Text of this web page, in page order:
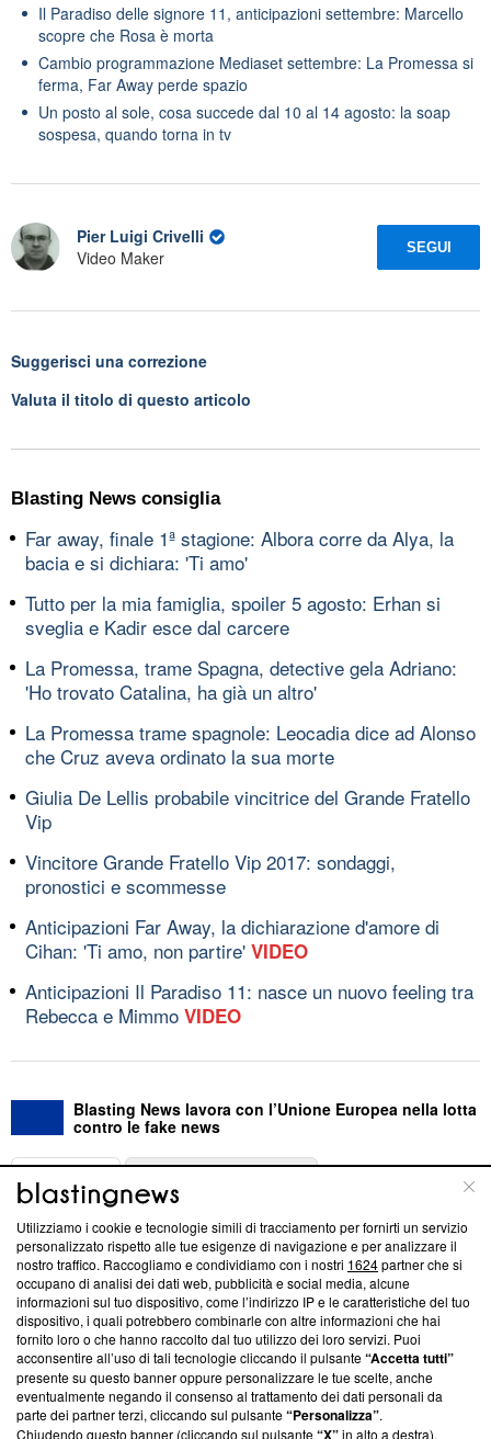
Il Paradiso delle signore 11, anticipazioni settembre: Marcello
scopre che Rosa è morta
Cambio programmazione Mediaset settembre: La Promessa si
ferma, Far Away perde spazio
Un posto al sole, cosa succede dal 10 al 14 agosto: la soap
sospesa, quando torna in tv
Pier Luigi Crivelli
Video Maker
SEGUI
Suggerisci una correzione
Valuta il titolo di questo articolo
Blasting News consiglia
Far away, finale 1ª stagione: Albora corre da Alya, la
bacia e si dichiara: 'Ti amo'
Tutto per la mia famiglia, spoiler 5 agosto: Erhan si
sveglia e Kadir esce dal carcere
La Promessa, trame Spagna, detective gela Adriano:
'Ho trovato Catalina, ha già un altro'
La Promessa trame spagnole: Leocadia dice ad Alonso
che Cruz aveva ordinato la sua morte
Giulia De Lellis probabile vincitrice del Grande Fratello
Vip
Vincitore Grande Fratello Vip 2017: sondaggi,
pronostici e scommesse
Anticipazioni Far Away, la dichiarazione d'amore di
Cihan: 'Ti amo, non partire' VIDEO
Anticipazioni Il Paradiso 11: nasce un nuovo feeling tra
Rebecca e Mimmo VIDEO
Blasting News lavora con l’Unione Europea nella lotta
contro le fake news
ABOUT
Questa sezione offre informazioni trasparenti su Blasting
News, sui nostri processi editoriali e su come ci impegniamo a
creare news di qualità. Inoltre, afferma la nostra aderenza a
‘Trust Project - News with Integrity’Blasting News non è
ancora membro del programma, ma ha richiesto di farne
parte; Trust Project non ha ancora effettuato una verifica di
conformità agli standard.
Su di noi
Utilizziamo i cookie e tecnologie simili di tracciamento per fornirti un servizio
personalizzato rispetto alle tue esigenze di navigazione e per analizzare il
nostro traffico. Raccogliamo e condividiamo con i nostri 1624partner che si
occupano di analisi dei dati web, pubblicità e social media, alcune
informazioni sul tuo dispositivo, come l’indirizzo IP e le caratteristiche del tuo
dispositivo, i quali potrebbero combinarle con altre informazioni che hai
fornito loro o che hanno raccolto dal tuo utilizzo dei loro servizi. Puoi
acconsentire all’uso di tali tecnologie cliccando il pulsante“Accetta tutti”
presente su questo banner oppure personalizzare le tue scelte, anche
eventualmente negando il consenso al trattamento dei dati personali da
parte dei partner terzi, cliccando sul pulsante“Personalizza”.
Chiudendo questo banner (cliccando sul pulsante“X”in alto a destra),